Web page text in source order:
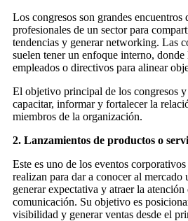
Los congresos son grandes encuentros
profesionales de un sector para
tendencias y generar networking. Las
suelen tener un enfoque interno, donde
empleados o directivos para alinear
El objetivo principal de los congresos
capacitar, informar y fortalecer la
miembros de la organización.
2. Lanzamientos de productos o
Este es uno de los eventos
realizan para dar a conocer al mercado
generar expectativa y atraer la
comunicación. Su objetivo es
visibilidad y generar ventas desde el